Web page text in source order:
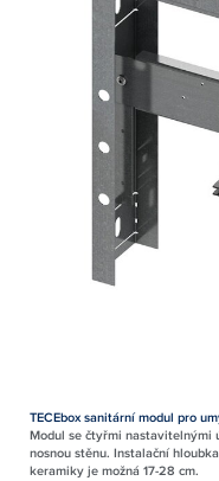
TECEbox sanitární modul pro
Modul se čtyřmi nastavitelnými
nosnou stěnu. Instalační
keramiky je možná 17-28 cm.